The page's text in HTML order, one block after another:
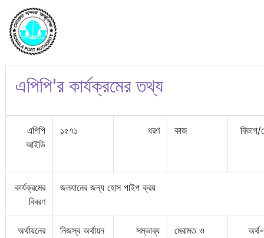
এপিপি'র কার্যক্রমের তথ্য
এপিপি
আইডি
১৫৭১ ধরণ কাজ
কার্যক্রমের
বিবরণ
জলযানের জন্য হোস পাইপ ক্রয়
অর্থায়নের
নিজস্ব অর্থায়ন
সম্ভাব্য
মেরামত ও